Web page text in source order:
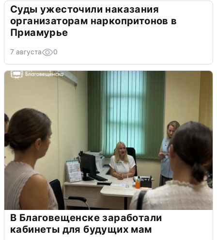
Суды ужесточили наказания
организаторам наркопритонов в
Приамурье
7 августа 0
В Благовещенске заработали
кабинеты для будущих мам